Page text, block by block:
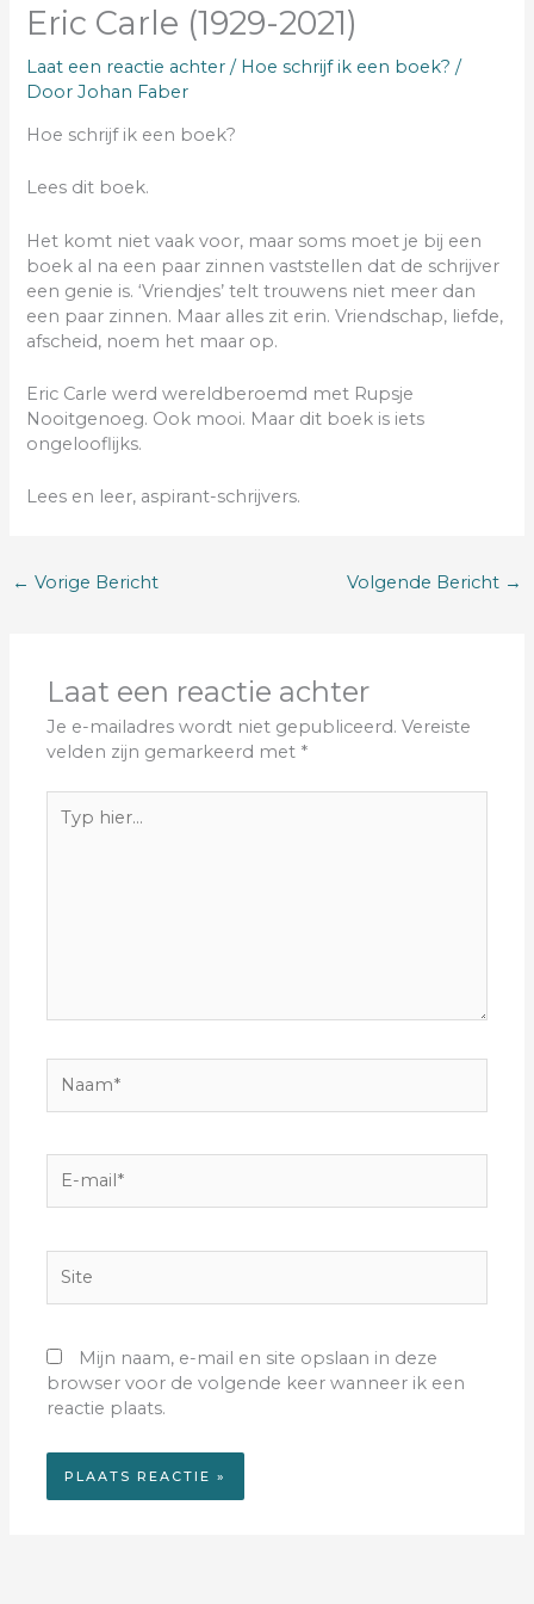
Eric Carle (1929-2021)
Laat een reactie achter / Hoe schrijf ik een boek? /
DoorJohan Faber
Hoe schrijf ik een boek?
Lees dit boek.
Het komt niet vaak voor, maar soms moet je bij een
boek al na een paar zinnen vaststellen dat de schrijver
een genie is. ‘Vriendjes’ telt trouwens niet meer dan
een paar zinnen. Maar alles zit erin. Vriendschap, liefde,
afscheid, noem het maar op.
Eric Carle werd wereldberoemd met Rupsje
Nooitgenoeg. Ook mooi. Maar dit boek is iets
ongelooflijks.
Lees en leer, aspirant-schrijvers.
← Vorige Bericht Volgende Bericht →
Laat een reactie achter
Je e-mailadres wordt niet gepubliceerd. Vereiste
velden zijn gemarkeerd met *
hier...
mail*
Mijn naam, e-mail en site opslaan in deze
browser voor de volgende keer wanneer ik een
reactie plaats.